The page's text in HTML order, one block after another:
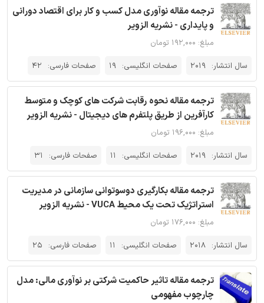
ترجمه مقاله نوآوری مدل کسب و کار برای اقتصاد دورانی
و پایداری - نشریه الزویر
مبلغ: ۱۹۲,۰۰۰ تومان
سال انتشار: 2019 صفحات انگلیسی: 19 صفحات فارسی: 42
ترجمه مقاله نحوه رقابت شرکت های کوچک و متوسط
کارآفرین از طریق پلتفرم های دیجیتال - نشریه الزویر
مبلغ: ۱۹۶,۰۰۰ تومان
سال انتشار: 2019 صفحات انگلیسی: 11 صفحات فارسی: 31
ترجمه مقاله بکارگیری دوسوتوانی سازمانی در مدیریت
استراتژیک تحت یک محیط VUCA - نشریه الزویر
مبلغ: ۱۷۶,۰۰۰ تومان
سال انتشار: 2018 صفحات انگلیسی: 11 صفحات فارسی: 25
ترجمه مقاله تاثیر حاکمیت شرکتی بر نوآوری مالی: مدل
چارچوب مفهومی